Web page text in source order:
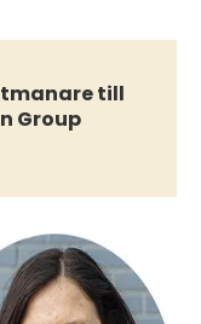
till
Group